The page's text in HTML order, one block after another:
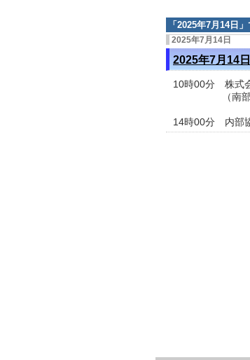
「 2025年7月14日
2025年7月14日
2025年7月14日
10時00分 株式
（南部町円山
14時00分 内部